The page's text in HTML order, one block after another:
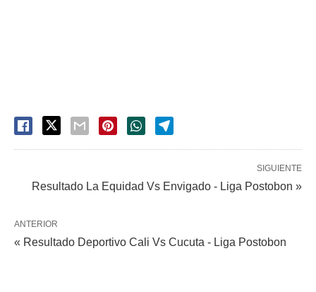
SIGUIENTE
Resultado La Equidad Vs Envigado - Liga Postobon »
ANTERIOR
« Resultado Deportivo Cali Vs Cucuta - Liga Postobon